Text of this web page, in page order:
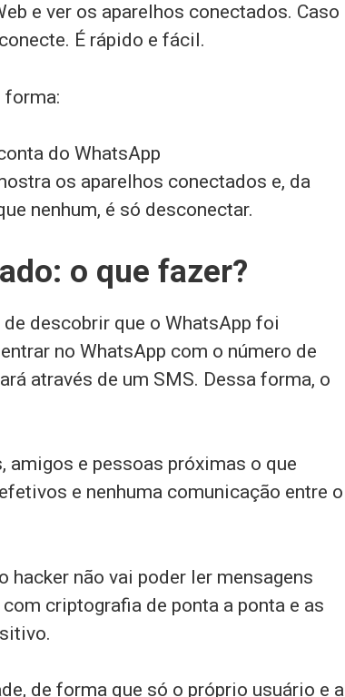
e ver os aparelhos conectados. Caso
É rápido e fácil.
forma:
do WhatsApp
os aparelhos conectados e, da
nenhum, é só desconectar.
o que fazer?
descobrir que o WhatsApp foi
no WhatsApp com o número de
através de um SMS. Dessa forma, o
amigos e pessoas próximas o que
e nenhuma comunicação entre o
não vai poder ler mensagens
criptografia de ponta a ponta e as
de forma que só o próprio usuário e a